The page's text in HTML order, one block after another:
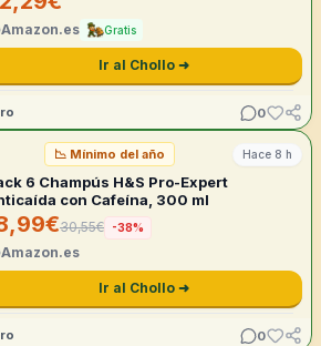
Amazon.es Gratis
Ir al Chollo ➜
0
📉 Mínimo del año Hace 8 h
6 Champús H&S Pro-Expert
con Cafeína, 300 ml
€30,55€ -38%
Amazon.es
Ir al Chollo ➜
0